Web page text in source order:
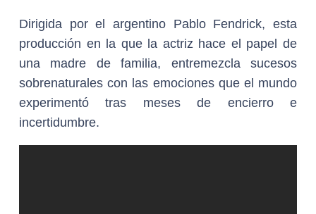
Dirigida por el argentino Pablo Fendrick, esta
producción en la que la actriz hace el papel de
una madre de familia, entremezcla sucesos
sobrenaturales con las emociones que el mundo
experimentó tras meses de encierro e
incertidumbre.